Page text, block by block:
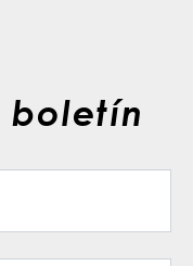
boletín